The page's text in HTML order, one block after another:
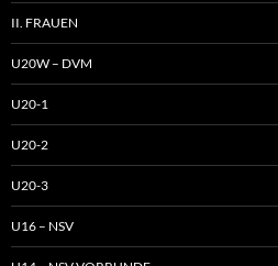
II. FRAUEN
U20W – DVM
U20-1
U20-2
U20-3
U16 – NSV